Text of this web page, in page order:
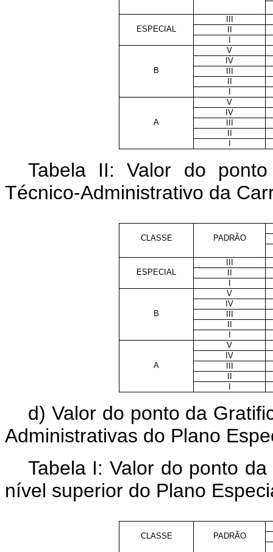
III
ESPECIAL
II
I
V
IV
B
III
II
I
V
IV
A
III
II
I
Tabela II: Valor do
Técnico-Administrativo da
CLASSE PADRÃO
III
ESPECIAL
II
I
V
IV
B
III
II
I
V
IV
A
III
II
I
d) Valor do ponto da
Administrativas do Plano
Tabela I: Valor do ponto
nível superior do Plano
CLASSE PADRÃO